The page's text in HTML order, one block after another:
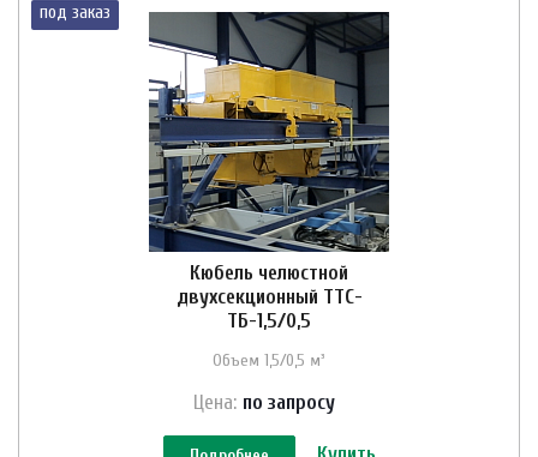
под заказ
Кюбель челюстной
двухсекционный ТТС-
ТБ-1,5/0,5
Объем 1,5/0,5 м³
Цена: по запросу